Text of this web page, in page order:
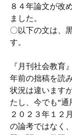
８４年論文が改
ました。
〇以下の文は、
す。
『月刊社会教育
年前の拙稿を読
状況は違います
たし、今でも“通
２０２３年１２
の論考ではなく